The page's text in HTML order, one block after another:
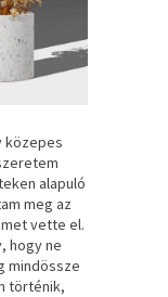
közepes
alapuló
meg az
vette el.
hogy ne
mindössze
történik,